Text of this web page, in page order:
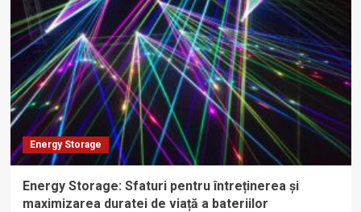
Energy Storage
Energy Storage: Sfaturi pentru întreținerea și
maximizarea duratei de viață a bateriilor